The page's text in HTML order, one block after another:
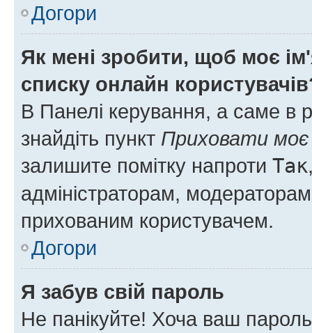
Догори
Як мені зробити, щоб моє
списку онлайн
В Панелі керування, а саме в
знайдіть пункт Приховати моє
залишите помітку напроти Так
адміністраторам,
прихованим користувачем.
Догори
Я забув свій пароль
Не панікуйте! Хоча ваш